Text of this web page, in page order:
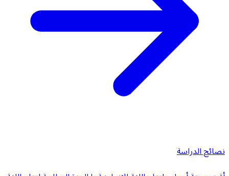
نصائح الدراسة